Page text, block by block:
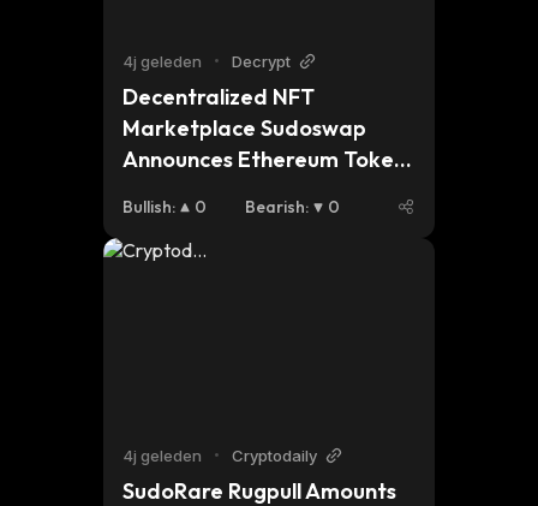
4j geleden • Decrypt
Decentralized NFT
Marketplace Sudoswap
Announces Ethereum Token
Bullish: 0 Bearish: 0
4j geleden • Cryptodaily
SudoRare Rugpull Amounts